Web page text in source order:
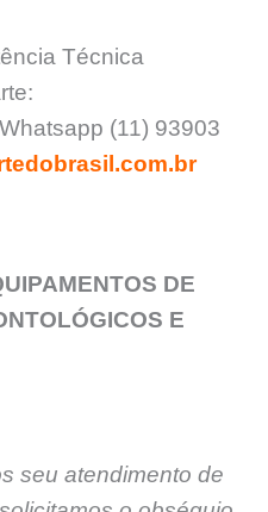
Técnica
(11) 93903
DE
E
seu atendimento de